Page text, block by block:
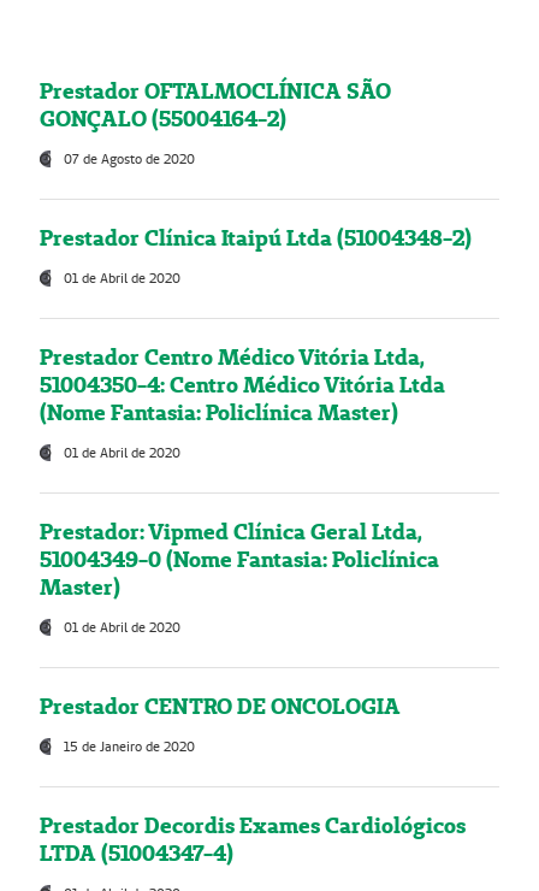
Prestador OFTALMOCLÍNICA SÃO
GONÇALO (55004164-2)
07 de Agosto de 2020
Prestador Clínica Itaipú Ltda (51004348-2)
01 de Abril de 2020
Prestador Centro Médico Vitória Ltda,
51004350-4: Centro Médico Vitória Ltda
(Nome Fantasia: Policlínica Master)
01 de Abril de 2020
Prestador: Vipmed Clínica Geral Ltda,
51004349-0 (Nome Fantasia: Policlínica
Master)
01 de Abril de 2020
Prestador CENTRO DE ONCOLOGIA
15 de Janeiro de 2020
Prestador Decordis Exames Cardiológicos
LTDA (51004347-4)